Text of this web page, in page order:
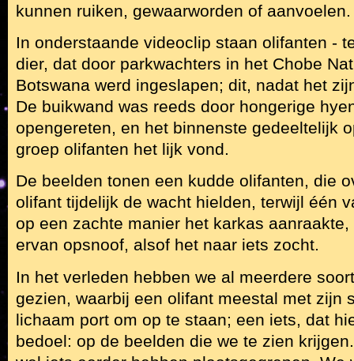
kunnen ruiken, gewaarworden of aanvoelen.
In onderstaande videoclip staan olifanten -
dier, dat door parkwachters in het Chobe
Botswana werd ingeslapen; dit, nadat het
De buikwand was reeds door hongerige
opengereten, en het binnenste gedeeltelijk
groep olifanten het lijk vond.
De beelden tonen een kudde olifanten, die
olifant tijdelijk de wacht hielden, terwijl één
op een zachte manier het karkas
ervan opsnoof, alsof het naar iets zocht.
In het verleden hebben we al meerdere
gezien, waarbij een olifant meestal met zijn
lichaam port om op te staan; een iets, dat
bedoel: op de beelden die we te zien